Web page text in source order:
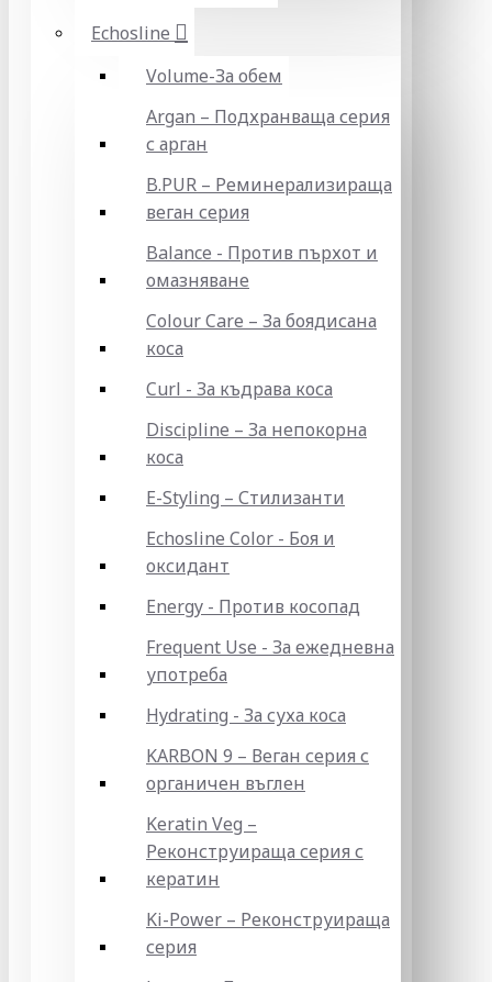
Echosline
Volume-За обем
Argan – Подхранваща серия
с арган
B.PUR – Реминерализираща
веган серия
Balance - Против пърхот и
омазняване
Colour Care – За боядисана
коса
Curl - За къдрава коса
Discipline – За непокорна
коса
E-Styling – Стилизанти
Echosline Color - Боя и
оксидант
Energy - Против косопад
Frequent Use - За ежедневна
употреба
Hydrating - За суха коса
KARBON 9 – Веган серия с
органичен въглен
Keratin Veg –
Реконструираща серия с
кератин
Ki-Power – Реконструираща
серия